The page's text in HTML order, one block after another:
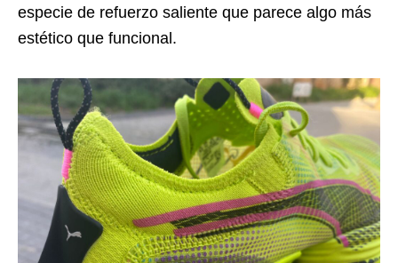
especie de refuerzo saliente que parece algo más
estético que funcional.